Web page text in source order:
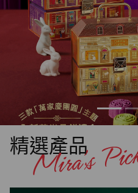
精選產品